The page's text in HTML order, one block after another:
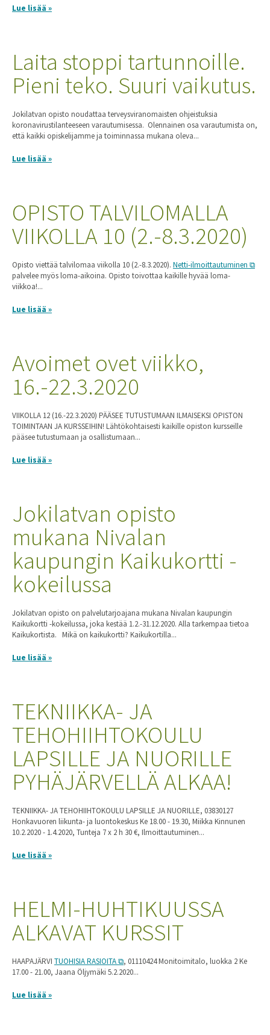
Lue lisää »
Laita stoppi tartunnoille.
Pieni teko. Suuri vaikutus.
Jokilatvan opisto noudattaa terveysviranomaisten ohjeistuksia
koronavirustilanteeseen varautumisessa. Olennainen osa varautumista on,
että kaikki opiskelijamme ja toiminnassa mukana oleva...
Lue lisää »
OPISTO TALVILOMALLA
VIIKOLLA 10 (2.-8.3.2020)
Opisto viettää talvilomaa viikolla 10 (2.-8.3.2020). Netti-ilmoittautuminen
palvelee myös loma-aikoina. Opisto toivottaa kaikille hyvää loma-
viikkoa!...
Lue lisää »
Avoimet ovet viikko,
16.-22.3.2020
VIIKOLLA 12 (16.-22.3.2020) PÄÄSEE TUTUSTUMAAN ILMAISEKSI OPISTON
TOIMINTAAN JA KURSSEIHIN! Lähtökohtaisesti kaikille opiston kursseille
pääsee tutustumaan ja osallistumaan...
Lue lisää »
Jokilatvan opisto
mukana Nivalan
kaupungin Kaikukortti -
kokeilussa
Jokilatvan opisto on palvelutarjoajana mukana Nivalan kaupungin
Kaikukortti -kokeilussa, joka kestää 1.2.-31.12.2020. Alla tarkempaa tietoa
Kaikukortista. Mikä on kaikukortti? Kaikukortilla...
Lue lisää »
TEKNIIKKA- JA
TEHOHIIHTOKOULU
LAPSILLE JA NUORILLE
PYHÄJÄRVELLÄ ALKAA!
TEKNIIKKA- JA TEHOHIIHTOKOULU LAPSILLE JA NUORILLE, 03830127
Honkavuoren liikunta- ja luontokeskus Ke 18.00 - 19.30, Miikka Kinnunen
10.2.2020 - 1.4.2020, Tunteja 7 x 2 h 30 €, Ilmoittautuminen...
Lue lisää »
HELMI-HUHTIKUUSSA
ALKAVAT KURSSIT
HAAPAJÄRVI TUOHISIA RASIOITA
, 01110424 Monitoimitalo, luokka 2 Ke
17.00 - 21.00, Jaana Öljymäki 5.2.2020...
Lue lisää »